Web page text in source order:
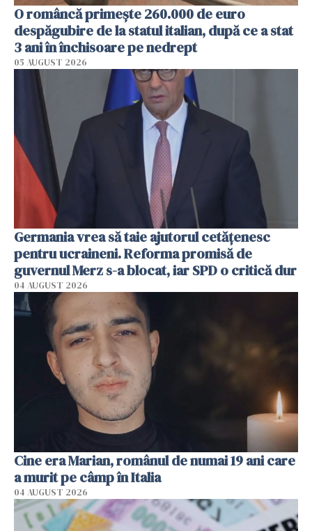
O româncă primește 260.000 de euro
despăgubire de la statul italian, după ce a stat
3 ani în închisoare pe nedrept
05 AUGUST 2026
Germania vrea să taie ajutorul cetățenesc
pentru ucraineni. Reforma promisă de
guvernul Merz s-a blocat, iar SPD o critică dur
04 AUGUST 2026
Cine era Marian, românul de numai 19 ani care
a murit pe câmp în Italia
04 AUGUST 2026